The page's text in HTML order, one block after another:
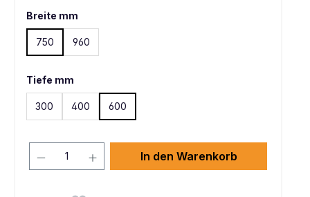
Breite mm
750 960
Tiefe mm
300 400 600
In den Warenkorb